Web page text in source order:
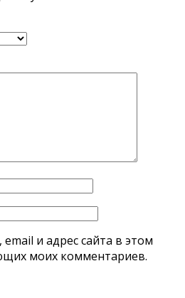
и адрес сайта в этом
моих комментариев.